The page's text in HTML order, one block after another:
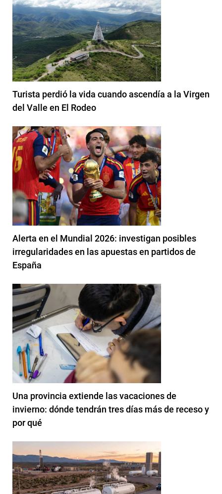
Turista perdió la vida cuando ascendía a la Virgen
del Valle en El Rodeo
Alerta en el Mundial 2026: investigan posibles
irregularidades en las apuestas en partidos de
España
Una provincia extiende las vacaciones de
invierno: dónde tendrán tres días más de receso y
por qué